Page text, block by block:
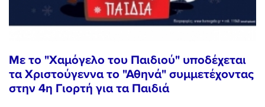
Με το "Χαμόγελο του Παιδιού" υποδέχεται
τα Χριστούγεννα το "Αθηνά" συμμετέχοντας
στην 4η Γιορτή για τα Παιδιά